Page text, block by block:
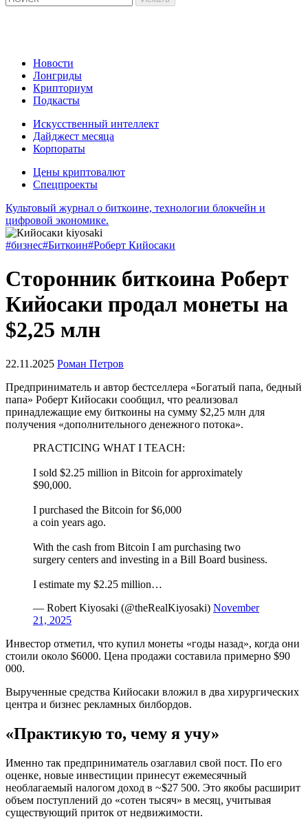
Новости
Лонгриды
Крипториум
Подкасты
Искусственный интеллект
Дайджест месяца
Корпораты
Цены криптовалют
Спецпроекты
Культовый журнал о биткоине, технологии блокчейн и
цифровой экономике.
#бизнес#Биткоин#Роберт Кийосаки
Сторонник биткоина Роберт
Кийосаки продал монеты на
$2,25 млн
22.11.2025 Роман Петров
Предприниматель и автор бестселлера «Богатый папа, бедный
папа» Роберт Кийосаки сообщил, что реализовал
принадлежащие ему биткоины на сумму $2,25 млн для
получения «дополнительного денежного потока».
PRACTICING WHAT I TEACH:
I sold $2.25 million in Bitcoin for approximately
$90,000.
I purchased the Bitcoin for $6,000
a coin years ago.
With the cash from Bitcoin I am purchasing two
surgery centers and investing in a Bill Board business.
I estimate my $2.25 million…
— Robert Kiyosaki (@theRealKiyosaki) November
21, 2025
Инвестор отметил, что купил монеты «годы назад», когда они
стоили около $6000. Цена продажи составила примерно $90
000.
Вырученные средства Кийосаки вложил в два хирургических
центра и бизнес рекламных билбордов.
«Практикую то, чему я учу»
Именно так предприниматель озаглавил свой пост. По его
оценке, новые инвестиции принесут ежемесячный
необлагаемый налогом доход в ~$27 500. Это якобы расширит
объем поступлений до «сотен тысяч» в месяц, учитывая
существующий приток от недвижимости.